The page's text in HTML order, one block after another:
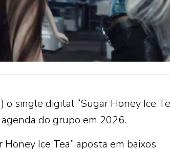
single digital “Sugar Honey Ice
do grupo em 2026.
Ice Tea” aposta em baixos